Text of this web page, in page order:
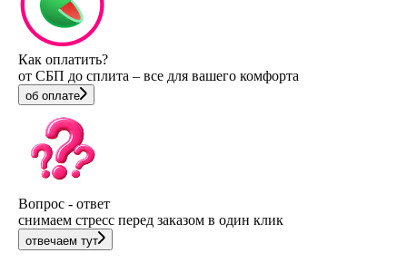
Как оплатить?
от СБП до сплита – все для вашего комфорта
об оплате
Вопрос - ответ
снимаем стресс перед заказом в один клик
отвечаем тут